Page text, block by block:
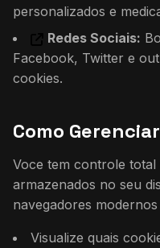
personalizados e
Redes Sociais:
Facebook, Twitter e
cookies.
Como
Voce tem controle
armazenados no seu
navegadores
Visualize quais